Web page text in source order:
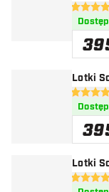
4.7
Lotki
5
Lotki
4